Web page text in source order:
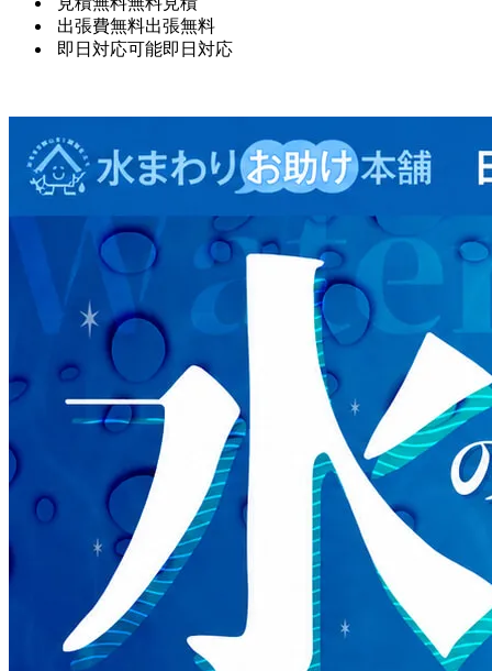
出張費無料出張無料
即日対応可能即日対応